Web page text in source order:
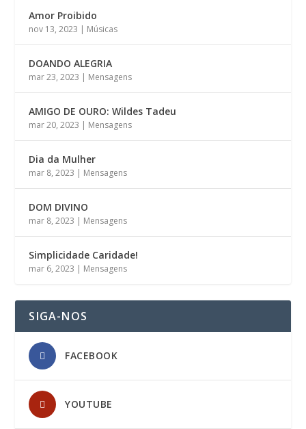
Amor Proibido
nov 13, 2023 | Músicas
DOANDO ALEGRIA
mar 23, 2023 | Mensagens
AMIGO DE OURO: Wildes Tadeu
mar 20, 2023 | Mensagens
Dia da Mulher
mar 8, 2023 | Mensagens
DOM DIVINO
mar 8, 2023 | Mensagens
Simplicidade Caridade!
mar 6, 2023 | Mensagens
SIGA-NOS
FACEBOOK
YOUTUBE